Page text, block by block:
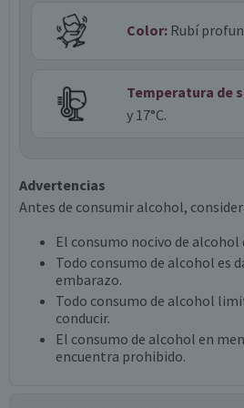
Color: Rubí
Temperatura de
y 17°C.
Advertencias
Antes de consumir alcohol,
El consumo nocivo de alcohol
Todo consumo de alcohol es
embarazo.
Todo consumo de alcohol
conducir.
El consumo de alcohol en
encuentra prohibido.